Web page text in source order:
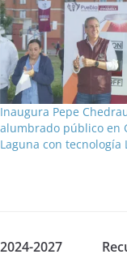
Inaugura Pepe
alumbrado público en
Laguna con tecnología
2027